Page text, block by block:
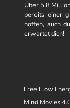
Über 5,8
bereits einer
hoffen, auch
erwartet dich!
Free Flow
Mind Movies